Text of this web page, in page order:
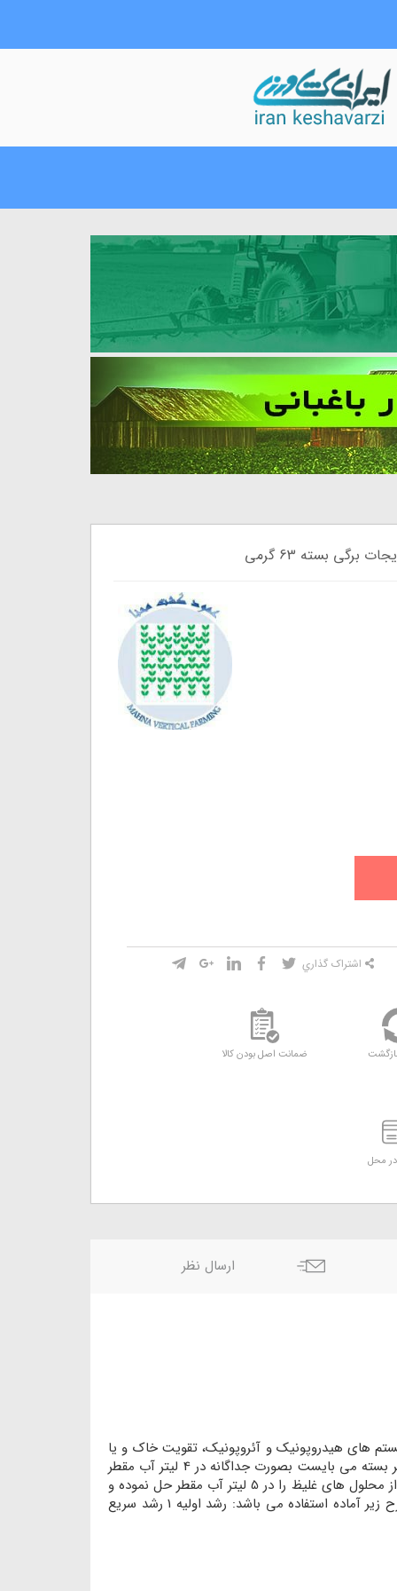
بسته 63 گرمی
اشتراک گذاري
ضمانت اصل بودن کالا
محل
ارسال نظر
های هیدروپونیک و آئروپونیک، تقویت خاک و یا
بصورت محلول پاشی روی گیاه قابل استفاده بوده و برای تهیه 100 لیتر محلول غذایی آماده مصرف مناسب می باشد. محتویات هر بسته می بایست بصورت جداگانه در 4 لیتر آب مقطر
حل شده و بعنوان محلول غلیظ نگهداری شود. برای تهیه 10 لیتر محلول غذایی آماده مصرف، می بایست 400 میلی لیتر از هر یک از محلول های غلیظ را در 5 لیتر آب مقطر حل نموده و
سپس حجم آن را به 10 لیتر رساند. این محلول پس از تنظیم pH 5.5-6.5 و EC متناسب با نوع مصرف و مرحله رشدی گیاه بشرح زیر آماده استفاده می باشد: رشد اولیه 1 رشد سریع